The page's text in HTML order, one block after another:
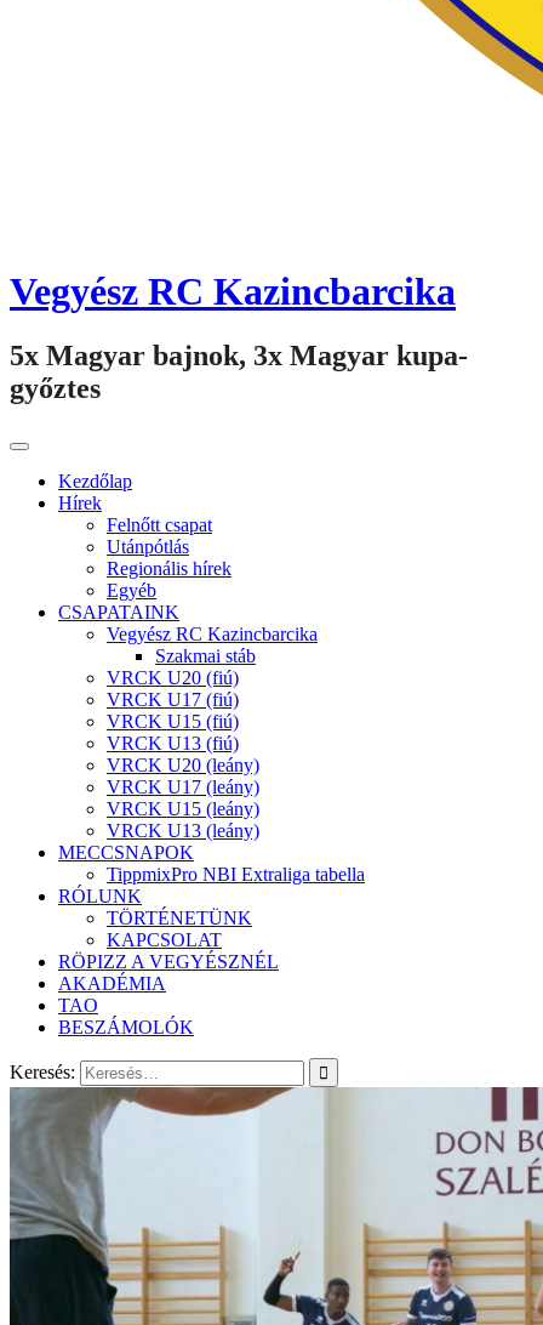
Vegyész RC Kazincbarcika
5x Magyar bajnok, 3x Magyar kupa-
győztes
Kezdőlap
Hírek
Felnőtt csapat
Utánpótlás
Regionális hírek
Egyéb
CSAPATAINK
Vegyész RC Kazincbarcika
Szakmai stáb
VRCK U20 (fiú)
VRCK U17 (fiú)
VRCK U15 (fiú)
VRCK U13 (fiú)
VRCK U20 (leány)
VRCK U17 (leány)
VRCK U15 (leány)
VRCK U13 (leány)
MECCSNAPOK
TippmixPro NBI Extraliga tabella
RÓLUNK
TÖRTÉNETÜNK
KAPCSOLAT
RÖPIZZ A VEGYÉSZNÉL
AKADÉMIA
TAO
BESZÁMOLÓK
Keresés: